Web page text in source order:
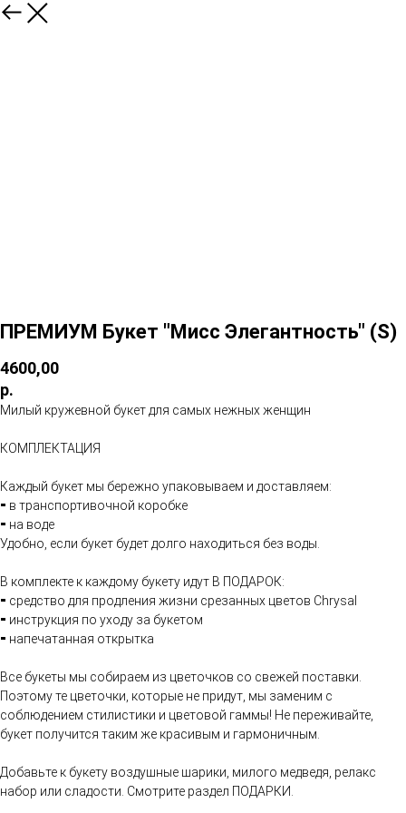
ПРЕМИУМ Букет "Мисс Элегантность" (S)
4600,00
р.
Милый кружевной букет для самых нежных женщин
КОМПЛЕКТАЦИЯ
Каждый букет мы бережно упаковываем и доставляем:
⁃ в транспортивочной коробке
⁃ на воде
Удобно, если букет будет долго находиться без воды.
В комплекте к каждому букету идут В ПОДАРОК:
⁃ средство для продления жизни срезанных цветов Chrysal
⁃ инструкция по уходу за букетом
⁃ напечатанная открытка
Все букеты мы собираем из цветочков со свежей поставки.
Поэтому те цветочки, которые не придут, мы заменим с
соблюдением стилистики и цветовой гаммы! Не переживайте,
букет получится таким же красивым и гармоничным.
Добавьте к букету воздушные шарики, милого медведя, релакс
набор или сладости. Смотрите раздел ПОДАРКИ.